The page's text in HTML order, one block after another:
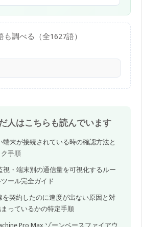
も調べる（全1627語）
人はこちらも読んでいます
端末が接続されている時の確認方法と
手順
視・端末別の通信量を可視化するルー
ール完全ガイド
を契約したのに速度が出ない原因と対
っているかの特定手順
Pro Max ゾーンベースファイアウ